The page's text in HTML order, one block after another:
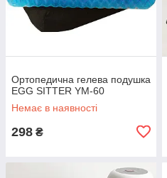
Ортопедична гелева подушка
EGG SITTER YM-60
Немає в наявності
298 ₴